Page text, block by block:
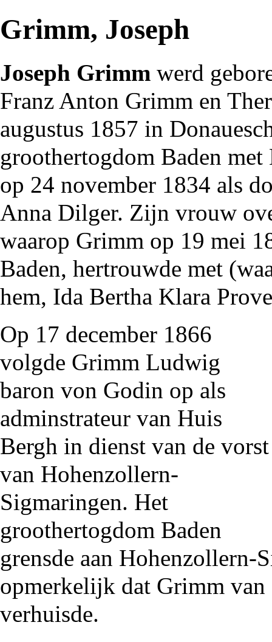
Grimm, Joseph
Joseph Grimm werd
Franz Anton Grimm en
augustus 1857 in
groothertogdom Baden met
op 24 november 1834 als
Anna Dilger. Zijn vrouw
waarop Grimm op 19 mei
Baden, hertrouwde met
hem, Ida Bertha Klara
Op 17 december 1866
volgde Grimm Ludwig
baron von Godin op als
adminstrateur van Huis
Bergh in dienst van de vorst
van Hohenzollern-
Sigmaringen. Het
groothertogdom Baden
grensde aan Hohenzollern-
opmerkelijk dat Grimm
verhuisde.